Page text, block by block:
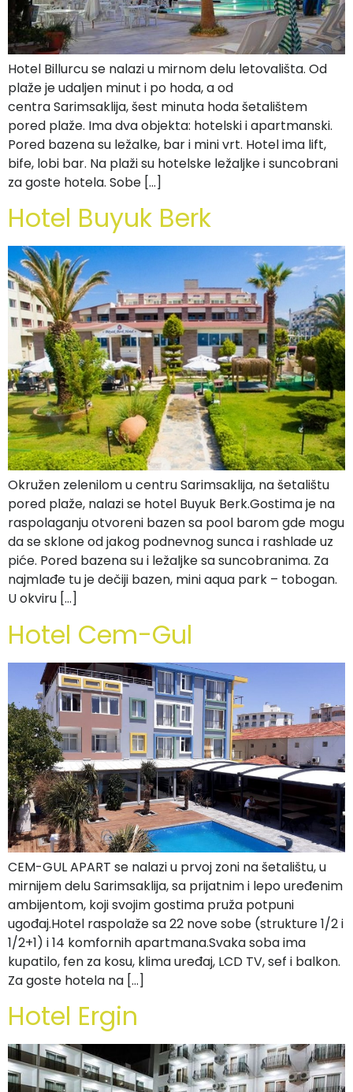
Hotel Billurcu se nalazi u mirnom delu letovališta. Od
plaže je udaljen minut i po hoda, a od
centra Sarimsaklija, šest minuta hoda šetalištem
pored plaže. Ima dva objekta: hotelski i apartmanski.
Pored bazena su ležalke, bar i mini vrt. Hotel ima lift,
bife, lobi bar. Na plaži su hotelske ležaljke i suncobrani
za goste hotela. Sobe […]
Hotel Buyuk Berk
Okružen zelenilom u centru Sarimsaklija, na šetalištu
pored plaže, nalazi se hotel Buyuk Berk.Gostima je na
raspolaganju otvoreni bazen sa pool barom gde mogu
da se sklone od jakog podnevnog sunca i rashlade uz
piće. Pored bazena su i ležaljke sa suncobranima. Za
najmlađe tu je dečiji bazen, mini aqua park – tobogan.
U okviru […]
Hotel Cem-Gul
CEM-GUL APART se nalazi u prvoj zoni na šetalištu, u
mirnijem delu Sarimsaklija, sa prijatnim i lepo uređenim
ambijentom, koji svojim gostima pruža potpuni
ugođaj.Hotel raspolaže sa 22 nove sobe (strukture 1/2 i
1/2+1) i 14 komfornih apartmana.Svaka soba ima
kupatilo, fen za kosu, klima uređaj, LCD TV, sef i balkon.
Za goste hotela na […]
Hotel Ergin